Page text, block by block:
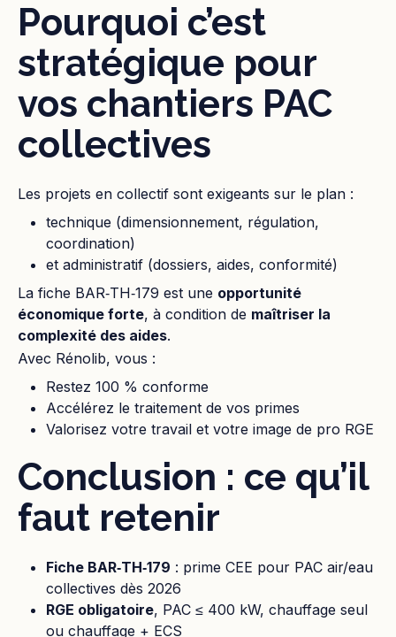
Pourquoi c’est
stratégique pour
vos chantiers PAC
collectives
Les projets en collectif sont exigeants sur le plan :
technique (dimensionnement, régulation,
coordination)
et administratif (dossiers, aides, conformité)
La fiche BAR‑TH‑179 est une opportunité
économique forte, à condition de maîtriser la
complexité des aides.
Avec Rénolib, vous :
Restez 100 % conforme
Accélérez le traitement de vos primes
Valorisez votre travail et votre image de pro RGE
Conclusion : ce qu’il
faut retenir
Fiche BAR‑TH‑179 : prime CEE pour PAC air/eau
collectives dès 2026
RGE obligatoire, PAC ≤ 400 kW, chauffage seul
ou chauffage + ECS